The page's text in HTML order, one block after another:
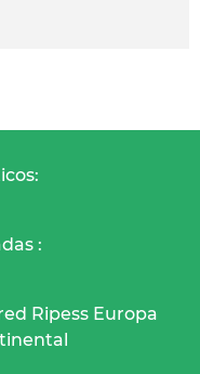
:
Ripess Europa